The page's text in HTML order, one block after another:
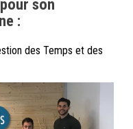
son
:
des Temps et des